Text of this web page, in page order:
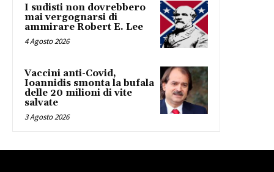
I sudisti non dovrebbero
mai vergognarsi di
ammirare Robert E. Lee
4 Agosto 2026
Vaccini anti-Covid,
Ioannidis smonta la bufala
delle 20 milioni di vite
salvate
3 Agosto 2026